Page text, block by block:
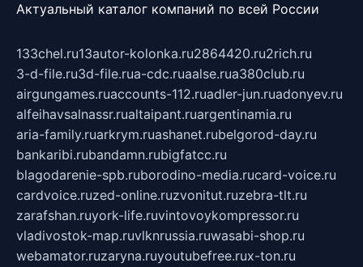
Актуальный каталог компаний по всей России
133chel.ru13autor-kolonka.ru2864420.ru2rich.ru
3-d-file.ru3d-file.rua-cdc.ruaalse.rua380club.ru
airgungames.ruaccounts-112.ruadler-jun.ruadonyev.ru
alfeihavsalnassr.rualtaipant.ruargentinamia.ru
aria-family.ruarkrym.ruashanet.rubelgorod-day.ru
bankaribi.rubandamn.rubigfatcc.ru
blagodarenie-spb.ruborodino-media.rucard-voice.ru
cardvoice.ruzed-online.ruzvonitut.ruzebra-tlt.ru
zarafshan.ruyork-life.ruvintovoykompressor.ru
vladivostok-map.ruvlknrussia.ruwasabi-shop.ru
webamator.ruzaryna.ruyoutubefree.rux-ton.ru